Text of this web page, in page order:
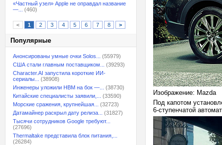
«Частный узел» Apple не оправдал название
—...
(460)
< 1 2 3 4 5 6 7 8 >
Популярные
Анонсированы умные очки Solos...
(55979)
США стали главным поставщиком...
(39293)
Character.AI запустила короткие ИИ-
сериалы...
(38908)
Инженеры уложили HBM на бок —...
(38730)
Китайские специалисты заявили,...
(33590)
Морские сражения, крупнейшая...
(32723)
Датамайнер раскрыл дату релиза...
(31827)
Тысячи сотрудников Google требуют...
(27696)
Thermaltake представила блок питания,...
(26284)
Изображение: Mazda
Под капотом
6-ступенчатой